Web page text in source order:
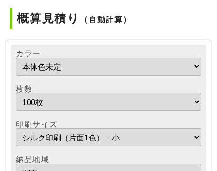
概算見積り （自動計算）
カラー
枚数
印刷サイズ
納品地域